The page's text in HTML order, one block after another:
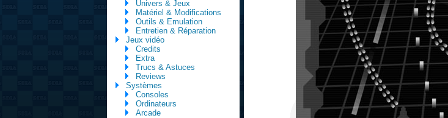
Univers & Jeux
Matériel & Modifications
Outils & Emulation
Entretien & Réparation
Jeux vidéo
Credits
Extra
Trucs & Astuces
Reviews
Systèmes
Consoles
Ordinateurs
Arcade